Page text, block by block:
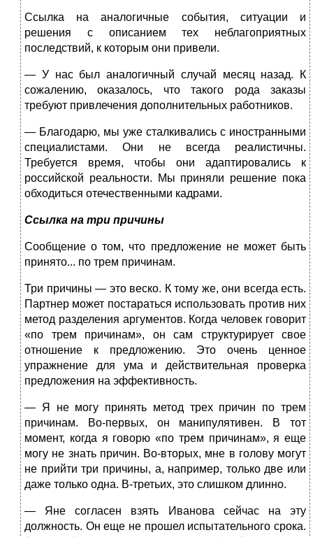
Ссылка на аналогичные события, ситуации и
решения с описанием тех неблагоприятных
последствий, к которым они привели.
— У нас был аналогичный случай месяц назад. К
сожалению, оказалось, что такого рода заказы
требуют привлечения дополнительных работников.
— Благодарю, мы уже сталкивались с иностранными
специалистами. Они не всегда реалистичны.
Требуется время, чтобы они адаптировались к
российской реальности. Мы приняли решение пока
обходиться отече­ственными кадрами.
Ссылка на три причины
Сообщение о том, что предложение не может быть
принято... по трем причинам.
Три причины — это веско. К тому же, они всегда есть.
Партнер мо­жет постараться использовать против них
метод разделения аргумен­тов. Когда человек говорит
«по трем причинам», он сам структурирует свое
отношение к предложению. Это очень ценное
упражнение для ума и действительная проверка
предложения на эффективность.
— Я не могу принять метод трех причин по трем
причинам. Во-пер­вых, он манипулятивен. В тот
момент, когда я говорю «по трем причи­нам», я еще
могу не знать причин. Во-вторых, мне в голову могут
не прийти три причины, а, например, только две или
даже только одна. В-третьих, это слишком длинно.
— Яне согласен взять Иванова сейчас на эту
должность. Он еще не про­шел испытательного срока.